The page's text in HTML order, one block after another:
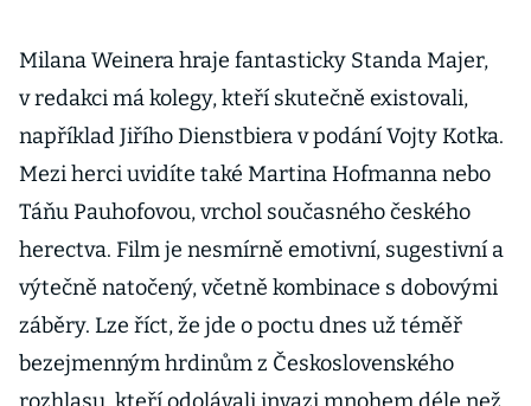
Milana Weinera hraje fantasticky Standa Majer,
v redakci má kolegy, kteří skutečně existovali,
například Jiřího Dienstbiera v podání Vojty Kotka.
Mezi herci uvidíte také Martina Hofmanna nebo
Táňu Pauhofovou, vrchol současného českého
herectva. Film je nesmírně emotivní, sugestivní a
výtečně natočený, včetně kombinace s dobovými
záběry. Lze říct, že jde o poctu dnes už téměř
bezejmenným hrdinům z Československého